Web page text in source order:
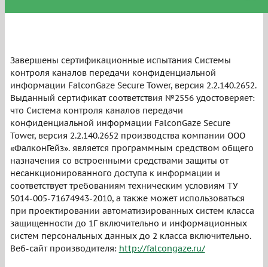
Завершены сертификационные испытания Системы
контроля каналов передачи конфиденциальной
информации FalconGaze Secure Tower, версия 2.2.140.2652.
Выданный сертификат соответствия №2556 удостоверяет:
что Система контроля каналов передачи
конфиденциальной информации FalconGaze Secure
Tower, версия 2.2.140.2652 производства компании ООО
«ФалконГейз». является программным средством общего
назначения со встроенными средствами защиты от
несанкционированного доступа к информации и
соответствует требованиям техническим условиям ТУ
5014-005-71674943-2010, а также может использоваться
при проектировании автоматизированных систем класса
защищенности до 1Г включительно и информационных
систем персональных данных до 2 класса включительно.
Веб-сайт производителя: http://falcongaze.ru/